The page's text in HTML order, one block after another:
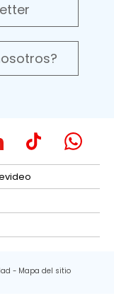
Mapa del sitio